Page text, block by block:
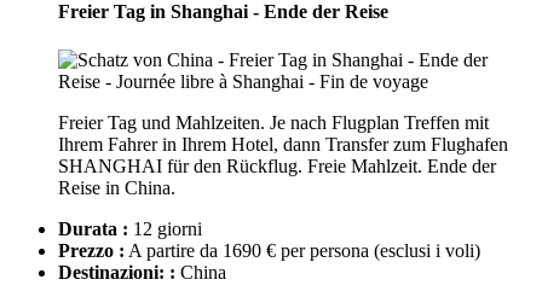
Freier Tag in Shanghai - Ende der Reise
Freier Tag und Mahlzeiten. Je nach Flugplan Treffen mit
Ihrem Fahrer in Ihrem Hotel, dann Transfer zum Flughafen
SHANGHAI für den Rückflug. Freie Mahlzeit. Ende der
Reise in China.
Durata : 12 giorni
Prezzo : A partire da 1690 € per persona (esclusi i voli)
Destinazioni: : China